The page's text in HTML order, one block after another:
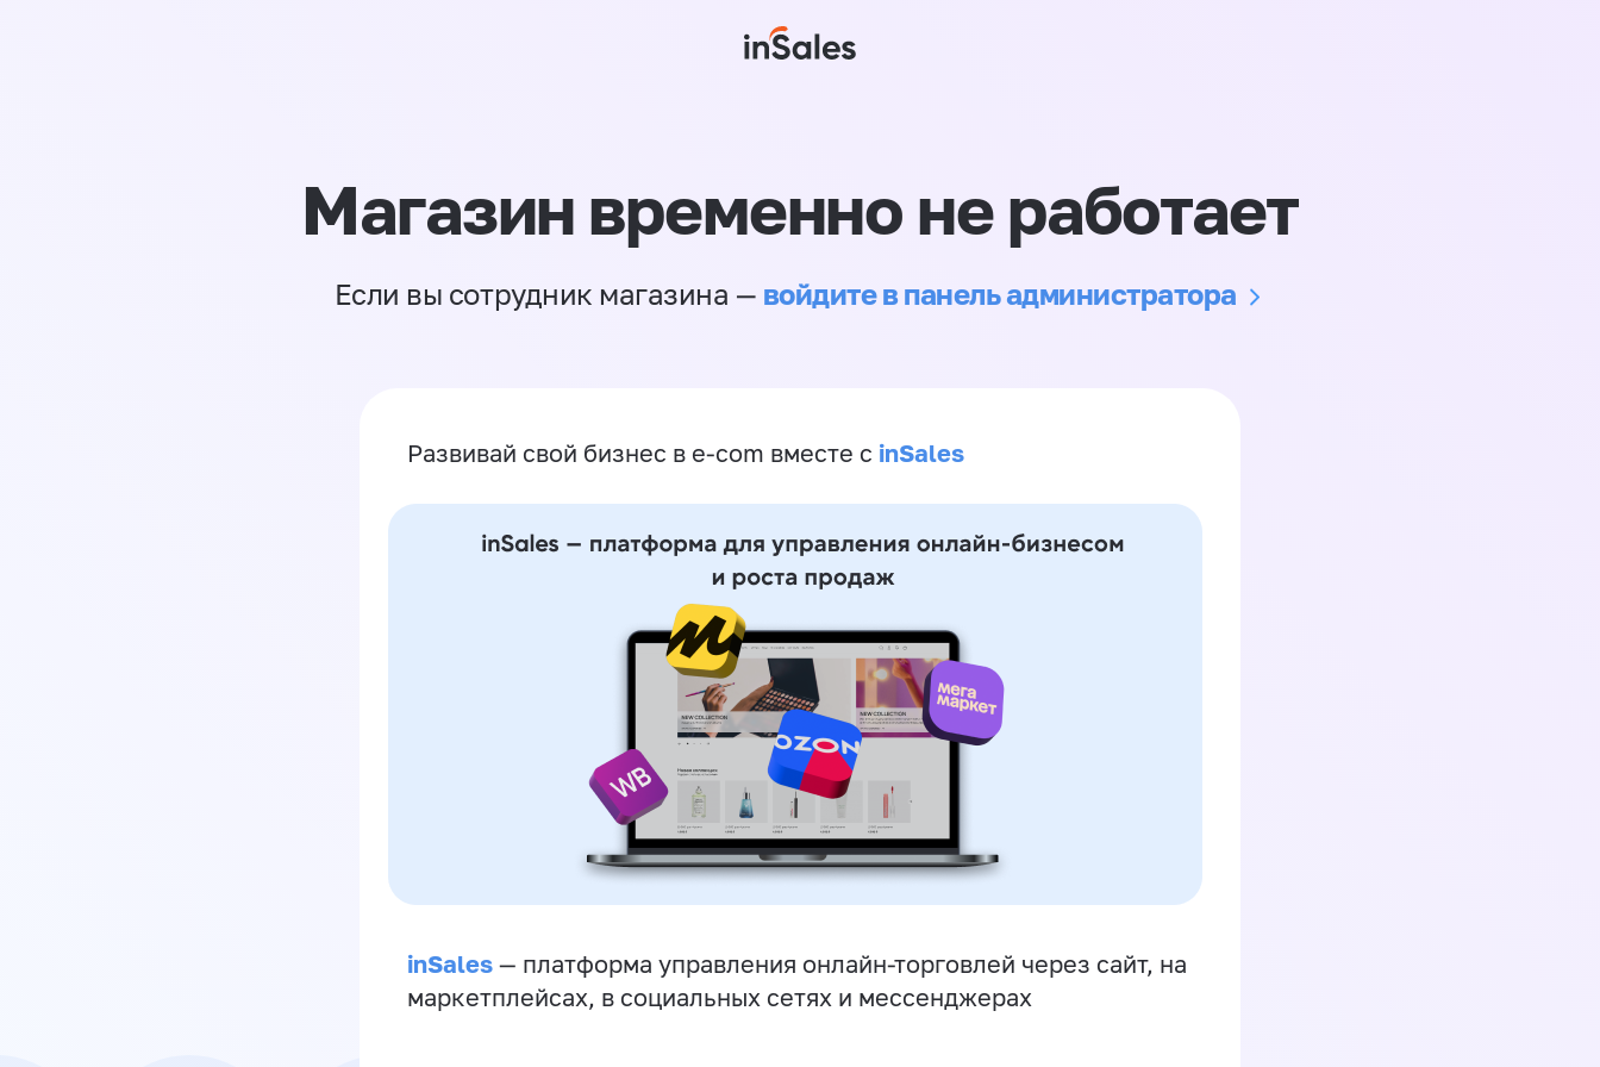
Магазин временно не работает
Если вы сотрудник магазина — войдите в панель администратора
Развивай свой бизнес в e-com вместе с inSales
inSales — платформа управления онлайн-торговлей через сайт, на
маркетплейсах, в социальных сетях и мессенджерах